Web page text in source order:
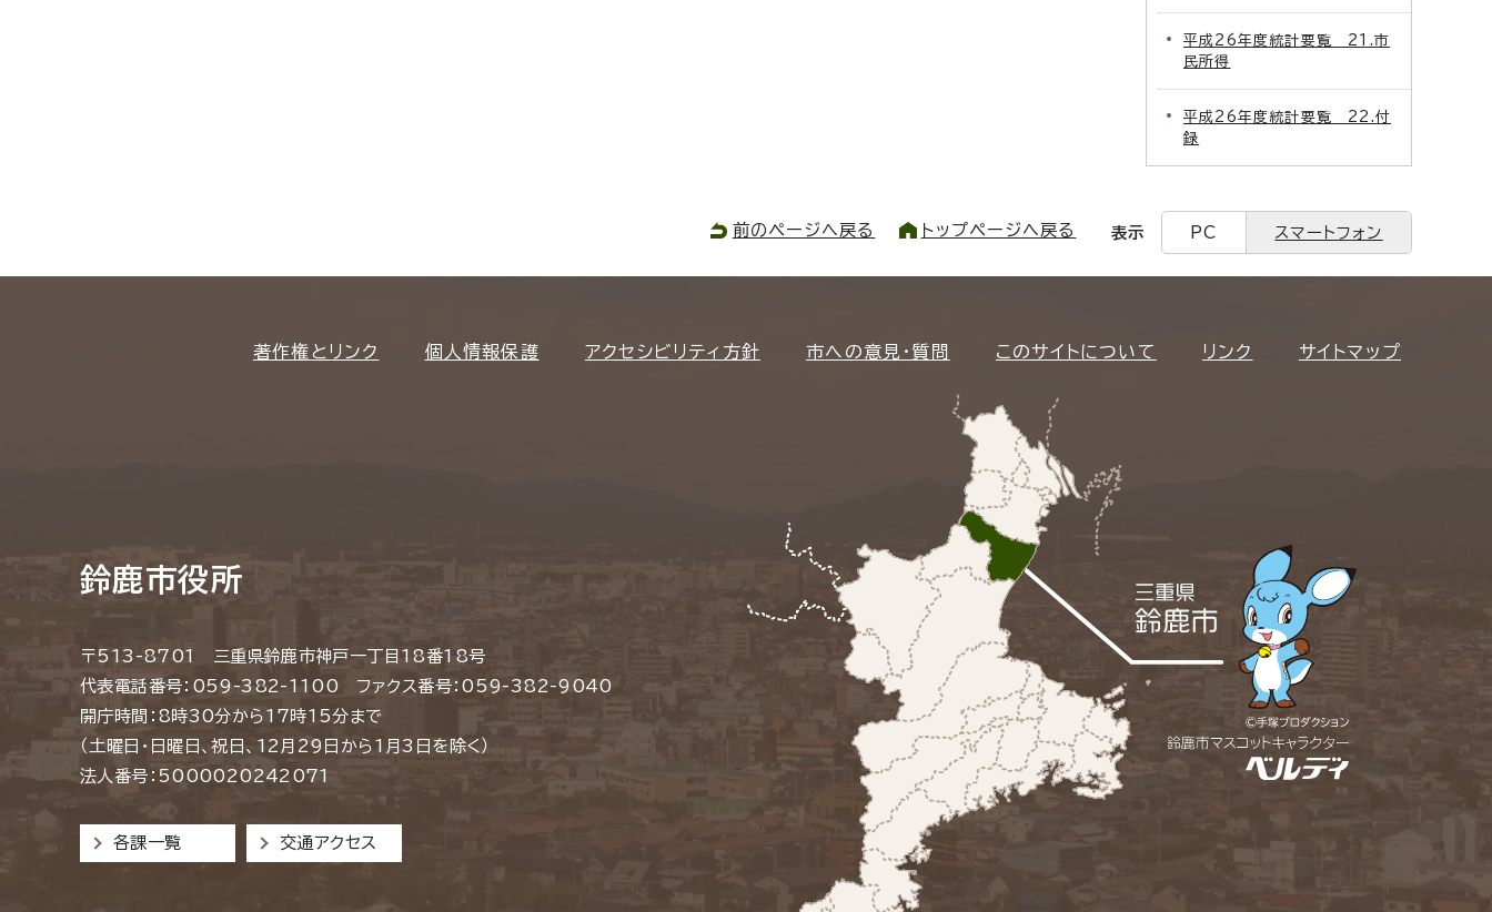
平成26年度統計要覧 21.市
民所得
平成26年度統計要覧 22.付
録
前のページへ戻る トップページへ戻る 表示 PC スマートフォン
著作権とリンク 個人情報保護 アクセシビリティ方針 市への意見・質問 このサイトについて リンク サイトマップ
鈴鹿市役所
〒513-8701 三重県鈴鹿市神戸一丁目18番18号
代表電話番号：059-382-1100 ファクス番号：059-382-9040
開庁時間：8時30分から17時15分まで
（土曜日・日曜日、祝日、12月29日から1月3日を除く）
法人番号：5000020242071
各課一覧 交通アクセス